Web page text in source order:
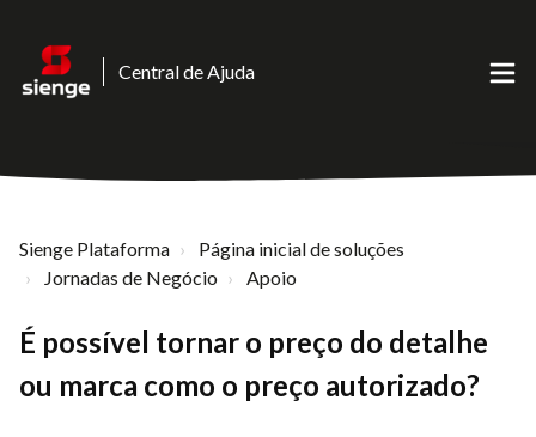
Central de Ajuda
Sienge Plataforma
Página inicial de soluções
Jornadas de Negócio
Apoio
É possível tornar o preço do detalhe
ou marca como o preço autorizado?